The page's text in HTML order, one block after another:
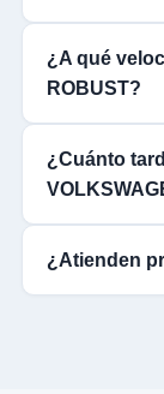
¿A qué
ROBUST?
¿Cuánto
¿Atienden